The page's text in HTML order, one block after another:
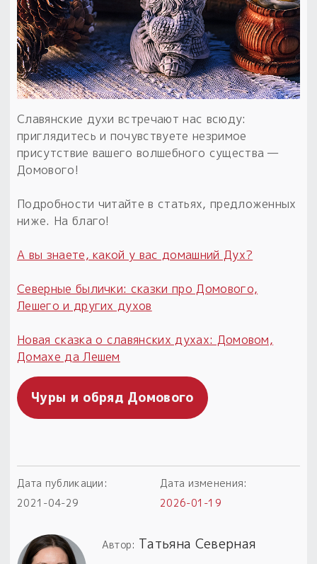
Обрядовые предметы
Расходные материалы
Готовые заговоры и обряды
Сундучок
Об авторе и издательстве
Наборы для книг
Электронные книги
Гадание он-лайн
Приложение для гадания
30 вариантов раскладов по системе Рез Рода:
Предметы
Магические наборы
Для алтаря
С чего начать?
Новые книги
в лавке!
Рода.Духи-Хозяева» с колодами
толковники со значениями, раскладами,
Пыльный сундучок
большое обновление
Товары со скидкой
Новинки
Безоплатная доставка
на заказ от 4 тыс. руб. со скидкой
к заказу от 3 тыс. руб.
Славянские духи встречают нас всюду:
приглядитесь и почувствуете незримое
присутствие вашего волшебного существа —
Домового!
Подробности читайте в статьях, предложенных
ниже. На благо!
А вы знаете, какой у вас домашний Дух?
Северные былички: сказки про Домового,
Лешего и других духов
Новая сказка о славянских духах: Домовом,
Домахе да Лешем
Чуры и обряд Домового
Дата публикации:
2021-04-29
Дата изменения:
2026-01-19
Автор: Татьяна Северная